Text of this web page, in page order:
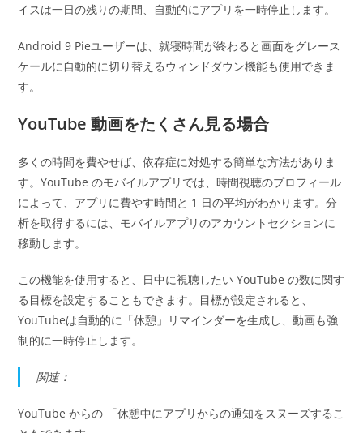
イスは一日の残りの期間、自動的にアプリを一時停止します。
Android 9 Pieユーザーは、就寝時間が終わると画面をグレース
ケールに自動的に切り替えるウィンドダウン機能も使用できま
す。
YouTube 動画をたくさん見る場合
多くの時間を費やせば、依存症に対処する簡単な方法がありま
す。YouTube のモバイルアプリでは、時間視聴のプロフィール
によって、アプリに費やす時間と 1 日の平均がわかります。分
析を取得するには、モバイルアプリのアカウントセクションに
移動します。
この機能を使用すると、日中に視聴したい YouTube の数に関す
る目標を設定することもできます。目標が設定されると、
YouTubeは自動的に「休憩」リマインダーを生成し、動画も強
制的に一時停止します。
関連：
YouTube からの 「休憩中にアプリからの通知をスヌーズするこ